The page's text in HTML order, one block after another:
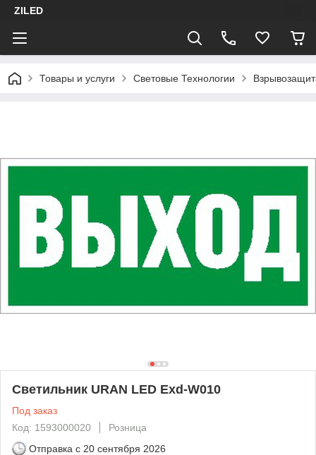
ZILED
Товары и услуги Световые Технологии
Светильник URAN LED Exd-W010
Под заказ
Код: 1593000020
Розница
Отправка с 20 сентября 2026